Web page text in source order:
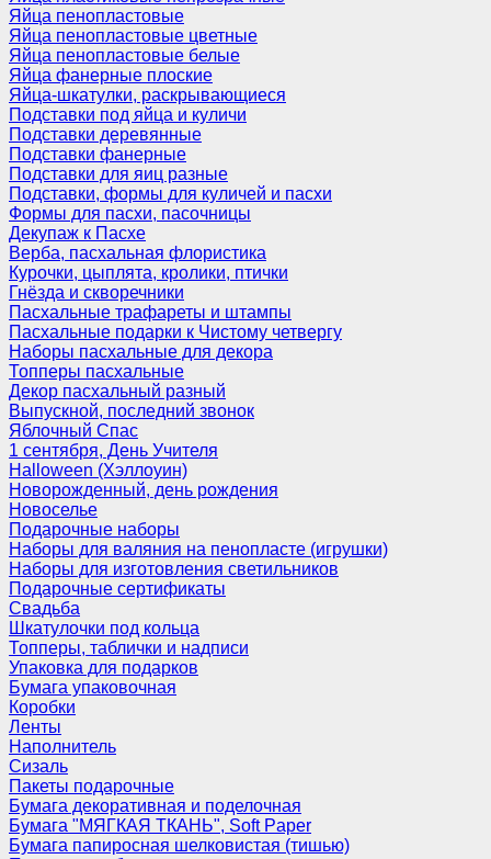
Яйца пенопластовые
Яйца пенопластовые цветные
Яйца пенопластовые белые
Яйца фанерные плоские
Яйца-шкатулки, раскрывающиеся
Подставки под яйца и куличи
Подставки деревянные
Подставки фанерные
Подставки для яиц разные
Подставки, формы для куличей и пасхи
Формы для пасхи, пасочницы
Декупаж к Пасхе
Верба, пасхальная флористика
Курочки, цыплята, кролики, птички
Гнёзда и скворечники
Пасхальные трафареты и штампы
Пасхальные подарки к Чистому четвергу
Наборы пасхальные для декора
Топперы пасхальные
Декор пасхальный разный
Выпускной, последний звонок
Яблочный Спас
1 сентября, День Учителя
Halloween (Хэллоуин)
Новорожденный, день рождения
Новоселье
Подарочные наборы
Наборы для валяния на пенопласте (игрушки)
Наборы для изготовления светильников
Подарочные сертификаты
Свадьба
Шкатулочки под кольца
Топперы, таблички и надписи
Упаковка для подарков
Бумага упаковочная
Коробки
Ленты
Наполнитель
Сизаль
Пакеты подарочные
Бумага декоративная и поделочная
Бумага "МЯГКАЯ ТКАНЬ", Soft Paper
Бумага папиросная шелковистая (тишью)